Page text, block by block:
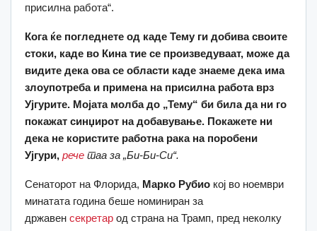
присилна работа“.
Кога ќе погледнете од каде Тему ги добива своите
стоки, каде во Кина тие се произведуваат, може да
видите дека ова се области каде знаеме дека има
злоупотреба и примена на присилна работа врз
Ујгурите. Мојата молба до „Тему“ би била да ни го
покажат синџирот на добавување. Покажете ни
дека не користите работна рака на поробени
Ујгури, рече таа за „Би-Би-Си“.
Сенаторот на Флорида, Марко Рубио кој во ноември
минатата година беше номиниран за
државен секретар од страна на Трамп, пред неколку